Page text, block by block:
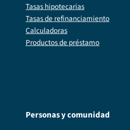
Tasas hipotecarias
Tasas de refinanciamiento
Calculadoras
Productos de préstamo
Personas y comunidad